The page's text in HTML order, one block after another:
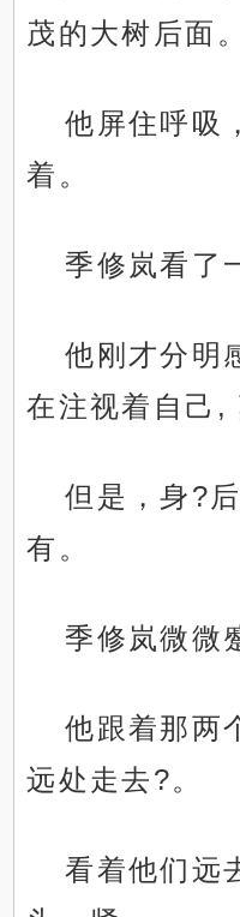
茂的大树后面。
他屏住呼吸
着。
季修岚看了
他刚才分明
在注视着自己,
但是，身?
有。
季修岚微微
他跟着那两
远处走去?。
看着他们远